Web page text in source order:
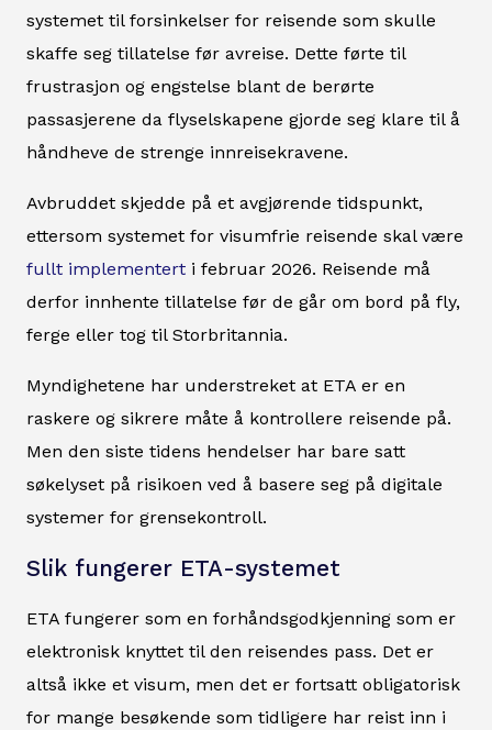
systemet til forsinkelser for reisende som skulle
skaffe seg tillatelse før avreise. Dette førte til
frustrasjon og engstelse blant de berørte
passasjerene da flyselskapene gjorde seg klare til å
håndheve de strenge innreisekravene.
Avbruddet skjedde på et avgjørende tidspunkt,
ettersom systemet for visumfrie reisende skal være
fullt implementert i februar 2026. Reisende må
derfor innhente tillatelse før de går om bord på fly,
ferge eller tog til Storbritannia.
Myndighetene har understreket at ETA er en
raskere og sikrere måte å kontrollere reisende på.
Men den siste tidens hendelser har bare satt
søkelyset på risikoen ved å basere seg på digitale
systemer for grensekontroll.
Slik fungerer ETA-systemet
ETA fungerer som en forhåndsgodkjenning som er
elektronisk knyttet til den reisendes pass. Det er
altså ikke et visum, men det er fortsatt obligatorisk
for mange besøkende som tidligere har reist inn i